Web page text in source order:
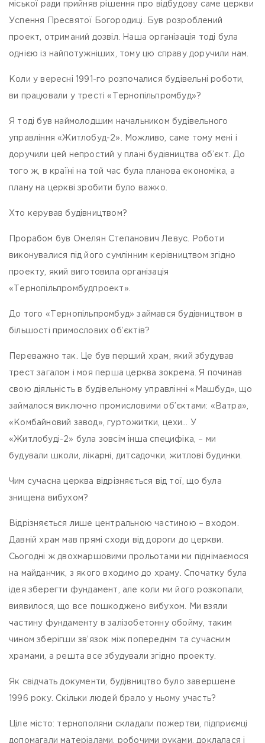
міської ради прийняв рішення про відбудову саме церкви
Успення Пресвятої Богородиці. Був розроблений
проект, отриманий дозвіл. Наша організація тоді була
однією із найпотужніших, тому цю справу доручили нам.
Коли у вересні 1991-го розпочалися будівельні роботи,
ви працювали у тресті «Тернопільпромбуд»?
Я тоді був наймолодшим начальником будівельного
управління «Житлобуд-2». Можливо, саме тому мені і
доручили цей непростий у плані будівництва об’єкт. До
того ж, в країні на той час була планова економіка, а
плану на церкві зробити було важко.
Хто керував будівництвом?
Прорабом був Омелян Степанович Левус. Роботи
виконувалися під його сумлінним керівництвом згідно
проекту, який виготовила організація
«Тернопільпромбудпроект».
До того «Тернопільпромбуд» займався будівництвом в
більшості примослових об’єктів?
Переважно так. Це був перший храм, який збудував
трест загалом і моя перша церква зокрема. Я починав
свою діяльність в будівельному управлінні «Машбуд», що
займалося виключно промисловими об’єктами: «Ватра»,
«Комбайновий завод», гуртожитки, цехи… У
«Житлобуді-2» була зовсім інша специфіка, – ми
будували школи, лікарні, дитсадочки, житлові будинки.
Чим сучасна церква відрізняється від тої, що була
знищена вибухом?
Відрізняється лише центральною частиною – входом.
Давній храм мав прямі сходи від дороги до церкви.
Сьогодні ж двохмаршовими прольотами ми піднімаємося
на майданчик, з якого входимо до храму. Спочатку була
ідея зберегти фундамент, але коли ми його розкопали,
виявилося, що все пошкоджено вибухом. Ми взяли
частину фундаменту в залізобетонну обойму, таким
чином зберігши зв’язок між попереднім та сучасним
храмами, а решта все збудували згідно проекту.
Як свідчать документи, будівництво було завершене
1996 року. Скільки людей брало у ньому участь?
Ціле місто: тернополяни складали пожертви, підприємці
допомагали матеріалами, робочими руками, доклалася і